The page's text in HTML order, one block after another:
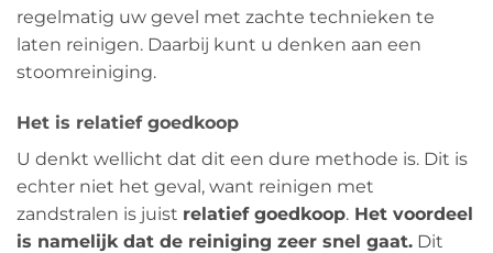
regelmatig uw gevel met zachte technieken te
laten reinigen. Daarbij kunt u denken aan een
stoomreiniging.
Het is relatief goedkoop
U denkt wellicht dat dit een dure methode is. Dit is
echter niet het geval, want reinigen met
zandstralen is juist relatief goedkoop. Het voordeel
is namelijk dat de reiniging zeer snel gaat. Dit